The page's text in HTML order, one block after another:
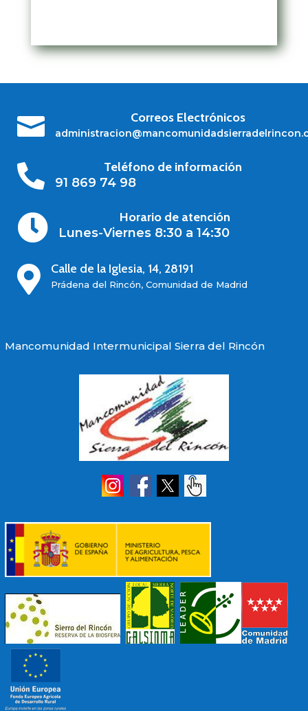
 Correos Electrónicos

Teléfono de información
91 869 74 98

Horario de atención
Lunes-Viernes 8:30 a 14:30
 Calle de la Iglesia, 14, 28191
Prádena del Rincón, Comunidad de Madrid
Mancomunidad Intermunicipal Sierra del Rincón